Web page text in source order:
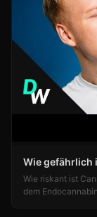
Wie gefährlich
Wie riskant ist
dem